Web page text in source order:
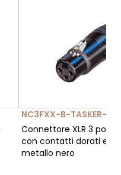
NC3FXX-B-TASKER-
Connettore XLR 3 poli
con contatti dorati e
metallo nero